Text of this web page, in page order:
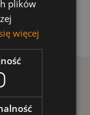
plików
więcej